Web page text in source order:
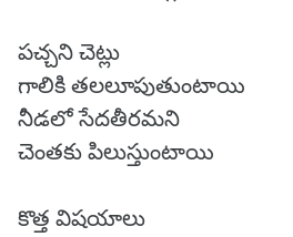
పచ్చని చెట్లు
గాలికి తలలూపుతుంటాయి
నీడలో సేదతీరమని
చెంతకు పిలుస్తుంటాయి
కొత్త విషయాలు